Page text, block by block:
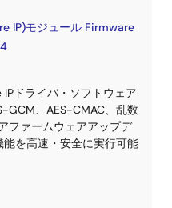
IP)モジュール Firmware
ドライバ・ソフトウェア
GCM、AES-CMAC、乱数
ファームウェアアップデ
を高速・安全に実行可能